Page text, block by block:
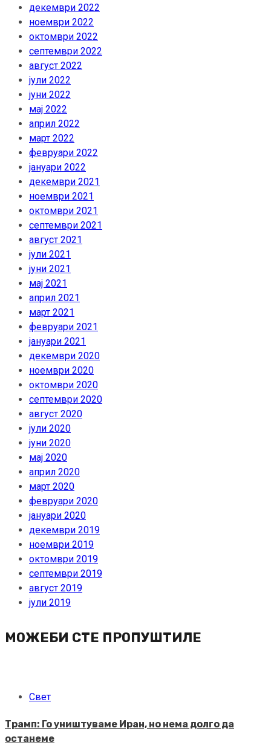
декември 2022
ноември 2022
октомври 2022
септември 2022
август 2022
јули 2022
јуни 2022
мај 2022
април 2022
март 2022
февруари 2022
јануари 2022
декември 2021
ноември 2021
октомври 2021
септември 2021
август 2021
јули 2021
јуни 2021
мај 2021
април 2021
март 2021
февруари 2021
јануари 2021
декември 2020
ноември 2020
октомври 2020
септември 2020
август 2020
јули 2020
јуни 2020
мај 2020
април 2020
март 2020
февруари 2020
јануари 2020
декември 2019
ноември 2019
октомври 2019
септември 2019
август 2019
јули 2019
МОЖЕБИ СТЕ ПРОПУШТИЛЕ
Свет
Трамп: Го уништуваме Иран, но нема долго да
останеме